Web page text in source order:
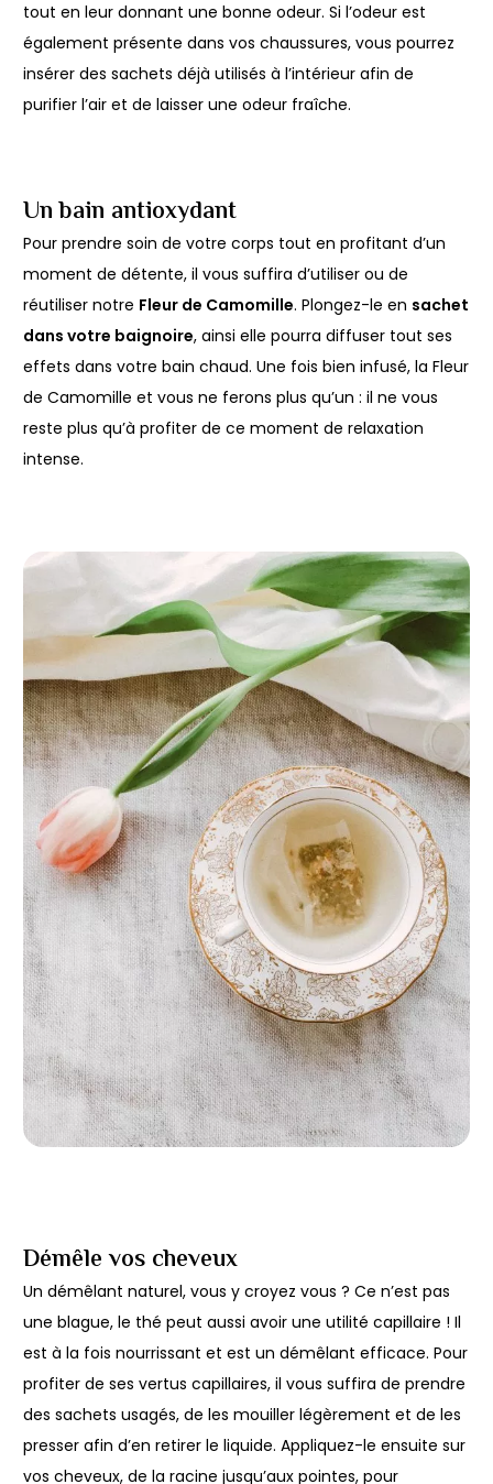
tout en leur donnant une bonne odeur. Si l’odeur est
également présente dans vos chaussures, vous pourrez
insérer des sachets déjà utilisés à l’intérieur afin de
purifier l’air et de laisser une odeur fraîche.
Un bain antioxydant
Pour prendre soin de votre corps tout en profitant d’un
moment de détente, il vous suffira d’utiliser ou de
réutiliser notre Fleur de Camomille. Plongez-le en sachet
dans votre baignoire, ainsi elle pourra diffuser tout ses
effets dans votre bain chaud. Une fois bien infusé, la Fleur
de Camomille et vous ne ferons plus qu’un : il ne vous
reste plus qu’à profiter de ce moment de relaxation
intense.
Démêle vos cheveux
Un démêlant naturel, vous y croyez vous ? Ce n’est pas
une blague, le thé peut aussi avoir une utilité capillaire ! Il
est à la fois nourrissant et est un démêlant efficace. Pour
profiter de ses vertus capillaires, il vous suffira de prendre
des sachets usagés, de les mouiller légèrement et de les
presser afin d’en retirer le liquide. Appliquez-le ensuite sur
vos cheveux, de la racine jusqu’aux pointes, pour